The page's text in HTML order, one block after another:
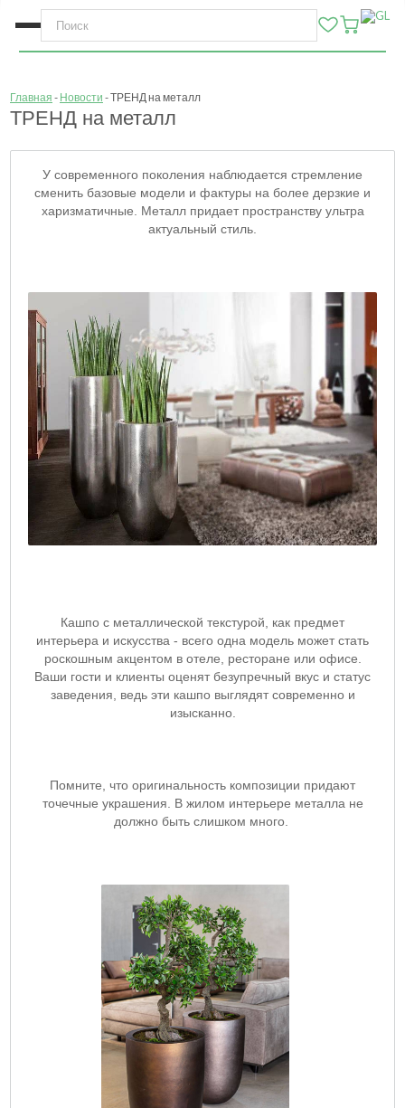
Главная Новости ТРЕНД на металл
ТРЕНД на металл
У современного поколения наблюдается стремление
сменить базовые модели и фактуры на более дерзкие и
харизматичные. Металл придает пространству ультра
актуальный стиль.
Кашпо с металлической текстурой, как предмет
интерьера и искусства - всего одна модель может стать
роскошным акцентом в отеле, ресторане или офисе.
Ваши гости и клиенты оценят безупречный вкус и статус
заведения, ведь эти кашпо выглядят современно и
изысканно.
Помните, что оригинальность композиции придают
точечные украшения. В жилом интерьере металла не
должно быть слишком много.